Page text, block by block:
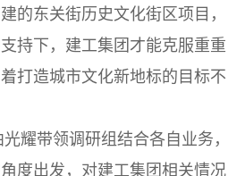
的东关街历史文化街区项目，
持下，建工集团才能克服重重
打造城市文化新地标的目标不
带领调研组结合各自业务，
度出发，对建工集团相关情况